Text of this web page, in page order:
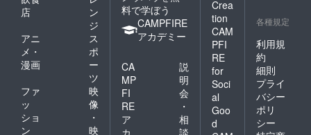
わせく
い。 ※
客室の
空き状
況によ
りご希
望日に
ご予約
いただ
けない
東京 ●
イン那
覇小禄
駅前 ●
浅草橋
ベルモ
ントホ
テル ●
ラン
ドーホ
ドーホ
幌ス
イーツ
●シタ
ディー
ン京都
烏丸五
ガーデ
ンホテ
店
ン
ジ
アニ
メ・
漫画
ス
ポ
ー
ツ
ファ
ッ
ショ
ン
映
像
・
映
料で学ぼう
CAMPFIRE
アカデミー
CA
MP
FI
RE
ア
説
明
会
・
相
Crea
tion
CAM
PFI
RE
for
Soci
al
Goo
d
各種規定
利用規
約
細則
プライ
バシー
ポリ
シー